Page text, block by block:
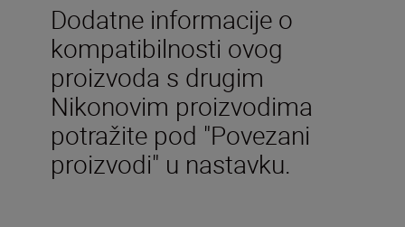
Dodatne informacije o
kompatibilnosti ovog
proizvoda s drugim
Nikonovim proizvodima
potražite pod "Povezani
proizvodi" u nastavku.